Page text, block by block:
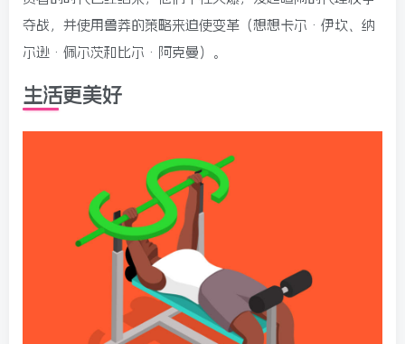
夺战，并使用鲁莽的策略来迫使变革（想想卡尔·伊坎、纳
尔逊·佩尔茨和比尔·阿克曼）。
生活更美好